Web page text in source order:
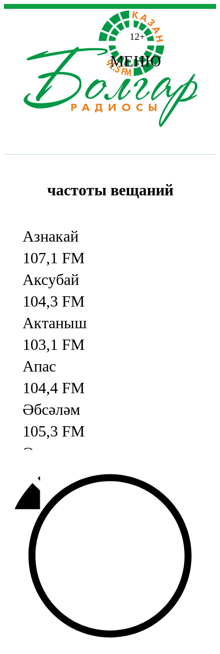
12+
МЕНЮ
частоты вещаний
Азнакай
107,1 FM
Аксубай
104,3 FM
Актаныш
103,1 FM
Апас
104,4 FM
Әбсәләм
105,3 FM
Әлмәт
92,9 FM
Базарлы матак
107,1 FM
Балык бистәсе
104,9 FM
Баулы
107,5 FM
Биләр